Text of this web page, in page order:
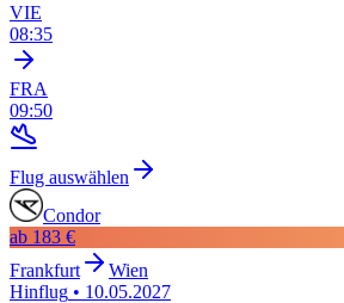
VIE
08:35
FRA
09:50
Flug auswählen
Condor
ab 183 €
Frankfurt
Wien
Hinflug • 10.05.2027